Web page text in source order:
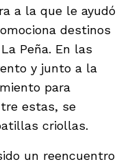
a la que le ayudó
destinos
Peña. En las
y junto a la
para
estas, se
criollas.
un reencuentro